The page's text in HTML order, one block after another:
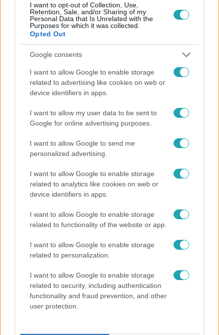
I want to opt-out of Collection, Use,
Retention, Sale, and/or Sharing of my
Personal Data that Is Unrelated with the
Purposes for which it was collected.
Opted Out
Google consents
I want to allow Google to enable storage
related to advertising like cookies on web or
device identifiers in apps.
I want to allow my user data to be sent to
Google for online advertising purposes.
I want to allow Google to send me
personalized advertising.
I want to allow Google to enable storage
related to analytics like cookies on web or
device identifiers in apps.
I want to allow Google to enable storage
related to functionality of the website or app.
I want to allow Google to enable storage
related to personalization.
I want to allow Google to enable storage
related to security, including authentication
functionality and fraud prevention, and other
user protection.
OTTHONTÁMOGATÁS #KÖZSZOLGÁLATI FIZETÉSEK
KORMÁNYZATI BEJELENTÉS #TÁMOGATÁSI PROGRAM
Népszerű
"Nekem ő volt a herceg fehér lovon" - Széphalmi
Juliska nem bánja, hogy hozzáment Sánta Lacihoz